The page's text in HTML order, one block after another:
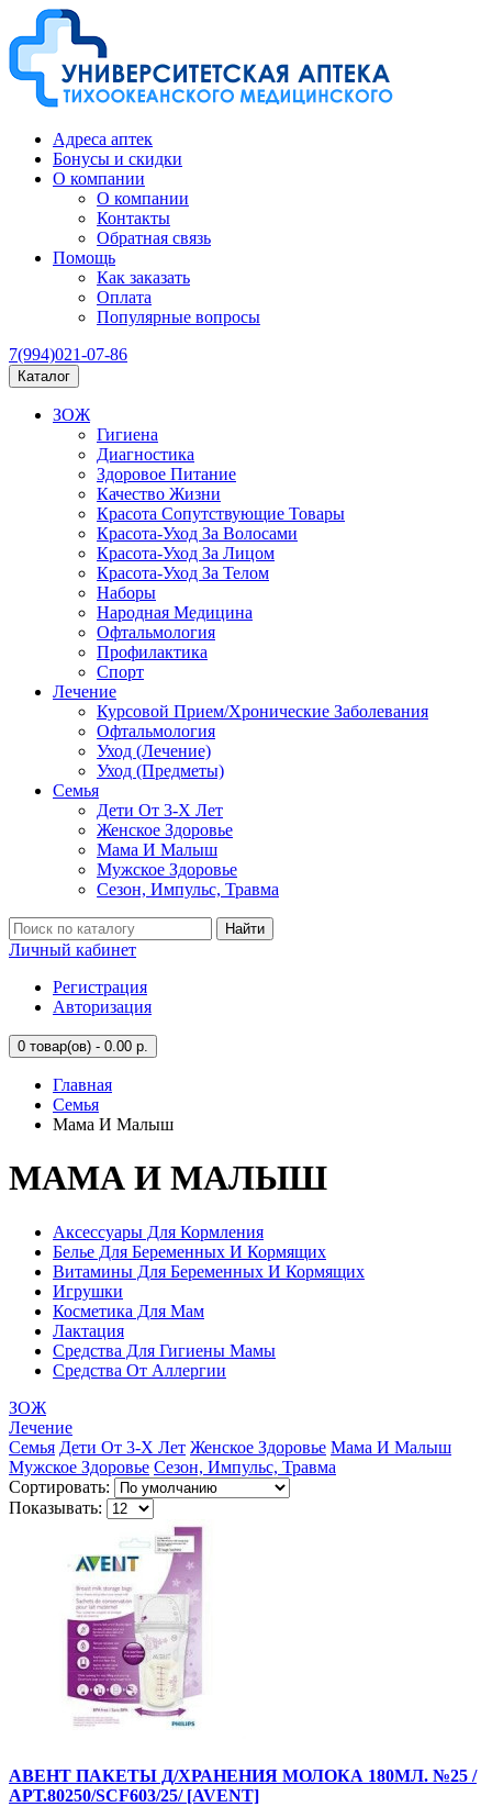
Адреса аптек
Бонусы и скидки
О компании
О компании
Контакты
Обратная связь
Помощь
Как заказать
Оплата
Популярные вопросы
7(994)021-07-86
Каталог
ЗОЖ
Гигиена
Диагностика
Здоровое Питание
Качество Жизни
Красота Сопутствующие Товары
Красота-Уход За Волосами
Красота-Уход За Лицом
Красота-Уход За Телом
Наборы
Народная Медицина
Офтальмология
Профилактика
Спорт
Лечение
Курсовой Прием/Хронические Заболевания
Офтальмология
Уход (Лечение)
Уход (Предметы)
Семья
Дети От 3-Х Лет
Женское Здоровье
Мама И Малыш
Мужское Здоровье
Сезон, Импульс, Травма
Найти
Личный кабинет
Регистрация
Авторизация
0 товар(ов) - 0.00 р.
Главная
Семья
Мама И Малыш
МАМА И МАЛЫШ
Аксессуары Для Кормления
Белье Для Беременных И Кормящих
Витамины Для Беременных И Кормящих
Игрушки
Косметика Для Мам
Лактация
Средства Для Гигиены Мамы
Средства От Аллергии
ЗОЖ
Лечение
Семья Дети От 3-Х Лет Женское Здоровье Мама И Малыш
Мужское Здоровье Сезон, Импульс, Травма
Сортировать:
Показывать:
АВЕНТ ПАКЕТЫ Д/ХРАНЕНИЯ МОЛОКА 180МЛ. №25 /
АРТ.80250/SCF603/25/ [AVENT]